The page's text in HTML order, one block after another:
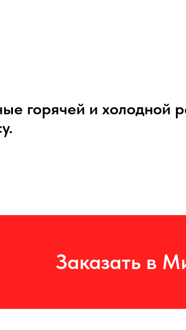
горячей и холодной
Заказать в